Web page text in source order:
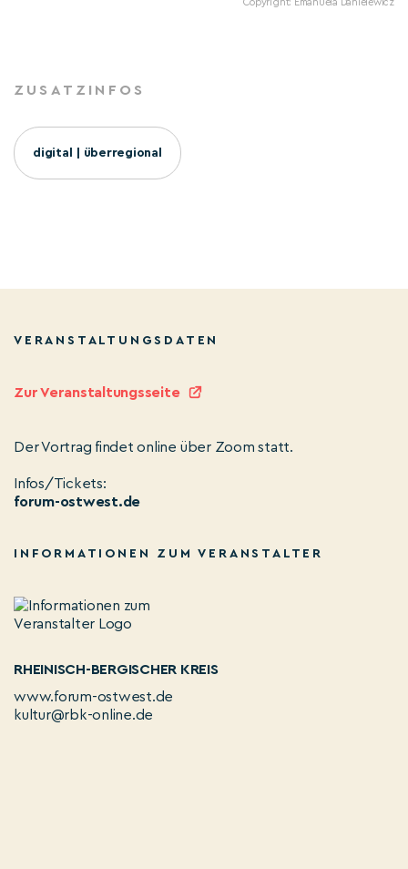
Copyright: Emanuela Danielewicz
ZUSATZINFOS
digital | überregional
VERANSTALTUNGSDATEN
Zur Veranstaltungsseite
Der Vortrag findet online über Zoom statt.
Infos/Tickets:
forum-ostwest.de
INFORMATIONEN ZUM VERANSTALTER
RHEINISCH-BERGISCHER KREIS
www.forum-ostwest.de
kultur@rbk-online.de